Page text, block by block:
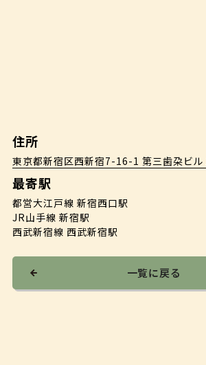
住所
東京都新宿区西新宿7-16-1 第三歯朶ビル
最寄駅
都営大江戸線 新宿西口駅
JR山手線 新宿駅
西武新宿線 西武新宿駅
一覧に戻る